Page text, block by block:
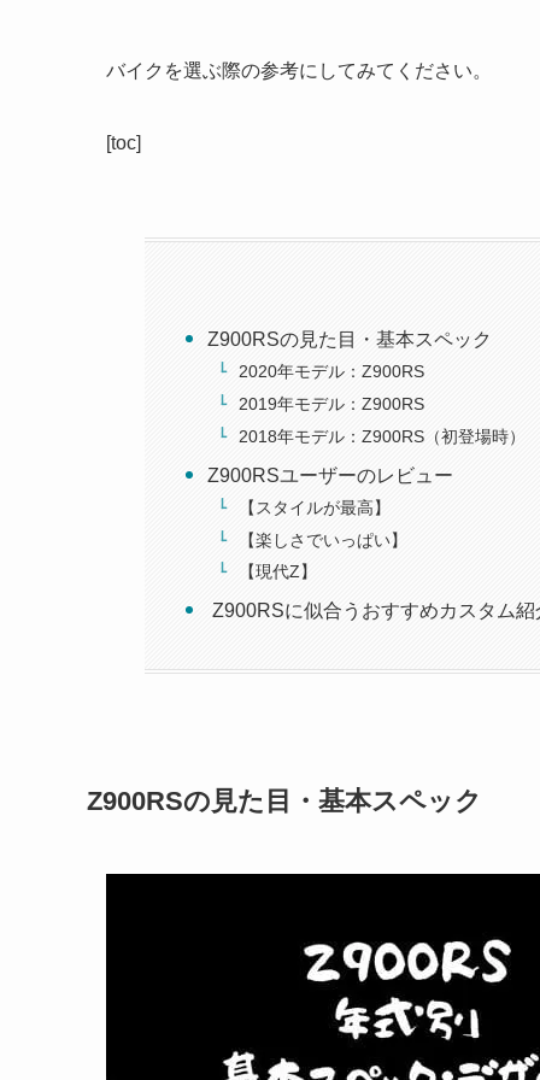
バイクを選ぶ際の参考にしてみてください。
[toc]
Z900RSの見た目・基本スペック
2020年モデル：Z900RS
2019年モデル：Z900RS
2018年モデル：Z900RS（初登場時）
Z900RSユーザーのレビュー
【スタイルが最高】
【楽しさでいっぱい】
【現代Z】
Z900RSに似合うおすすめカスタム紹
Z900RSの見た目・基本スペック